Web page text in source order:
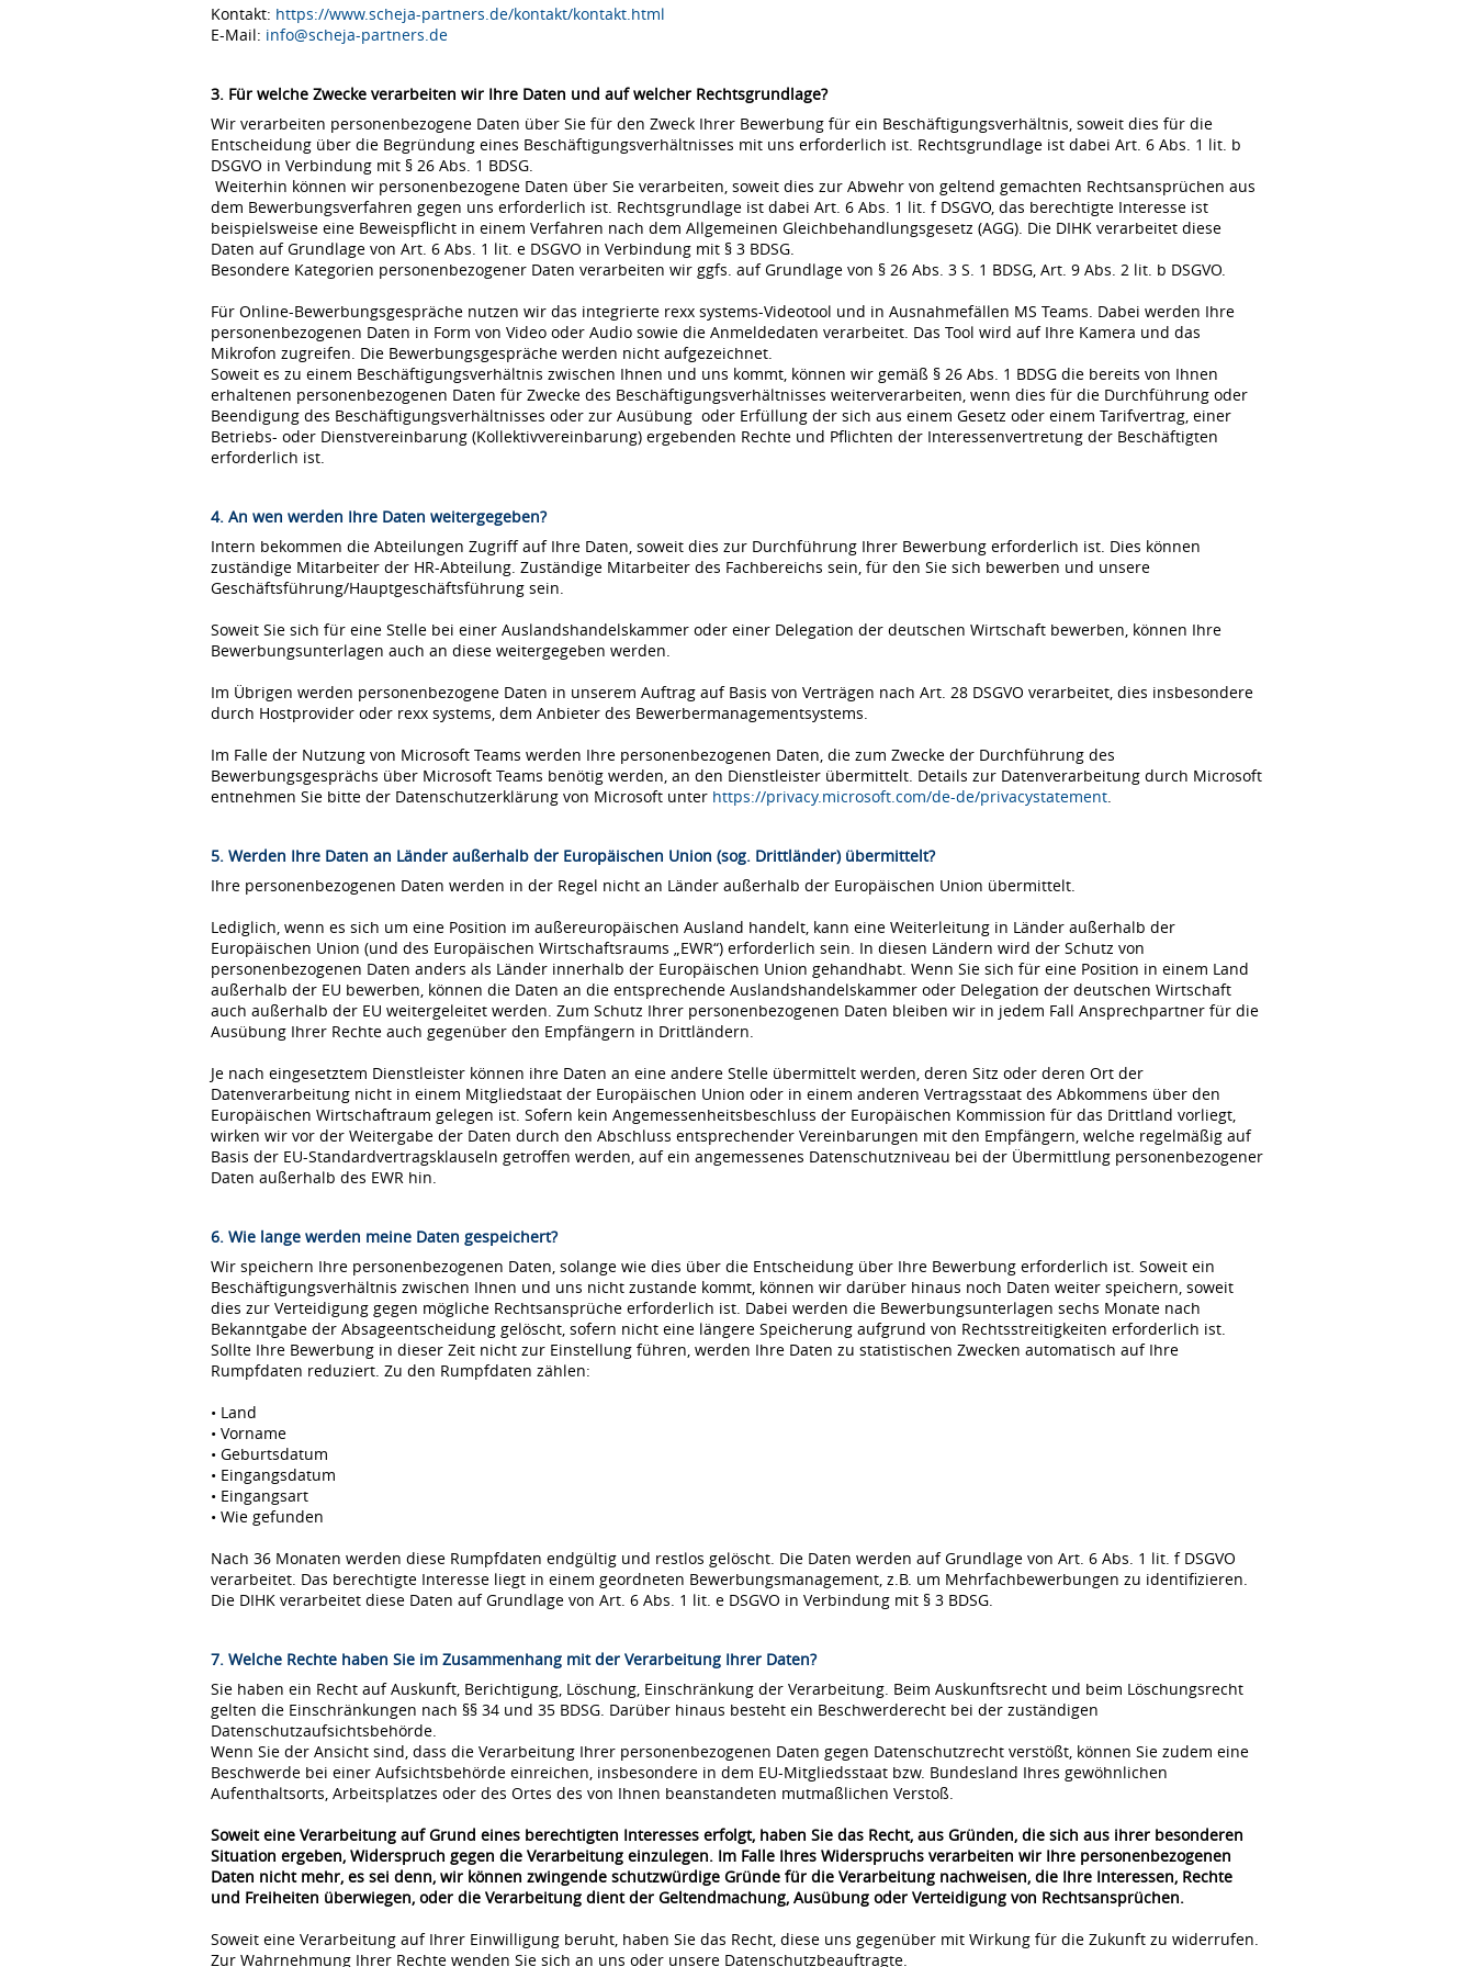
Kontakt: https://www.scheja-partners.de/kontakt/kontakt.html
E-Mail: info@scheja-partners.de
3. Für welche Zwecke verarbeiten wir Ihre Daten und auf welcher Rechtsgrundlage?
Wir verarbeiten personenbezogene Daten über Sie für den Zweck Ihrer Bewerbung für ein Beschäftigungsverhältnis, soweit dies für die
Entscheidung über die Begründung eines Beschäftigungsverhältnisses mit uns erforderlich ist. Rechtsgrundlage ist dabei Art. 6 Abs. 1 lit. b
DSGVO in Verbindung mit § 26 Abs. 1 BDSG.
Weiterhin können wir personenbezogene Daten über Sie verarbeiten, soweit dies zur Abwehr von geltend gemachten Rechtsansprüchen aus
dem Bewerbungsverfahren gegen uns erforderlich ist. Rechtsgrundlage ist dabei Art. 6 Abs. 1 lit. f DSGVO, das berechtigte Interesse ist
beispielsweise eine Beweispflicht in einem Verfahren nach dem Allgemeinen Gleichbehandlungsgesetz (AGG). Die DIHK verarbeitet diese
Daten auf Grundlage von Art. 6 Abs. 1 lit. e DSGVO in Verbindung mit § 3 BDSG.
Besondere Kategorien personenbezogener Daten verarbeiten wir ggfs. auf Grundlage von § 26 Abs. 3 S. 1 BDSG, Art. 9 Abs. 2 lit. b DSGVO.
Für Online-Bewerbungsgespräche nutzen wir das integrierte rexx systems-Videotool und in Ausnahmefällen MS Teams. Dabei werden Ihre
personenbezogenen Daten in Form von Video oder Audio sowie die Anmeldedaten verarbeitet. Das Tool wird auf Ihre Kamera und das
Mikrofon zugreifen. Die Bewerbungsgespräche werden nicht aufgezeichnet.
Soweit es zu einem Beschäftigungsverhältnis zwischen Ihnen und uns kommt, können wir gemäß § 26 Abs. 1 BDSG die bereits von Ihnen
erhaltenen personenbezogenen Daten für Zwecke des Beschäftigungsverhältnisses weiterverarbeiten, wenn dies für die Durchführung oder
Beendigung des Beschäftigungsverhältnisses oder zur Ausübung oder Erfüllung der sich aus einem Gesetz oder einem Tarifvertrag, einer
Betriebs- oder Dienstvereinbarung (Kollektivvereinbarung) ergebenden Rechte und Pflichten der Interessenvertretung der Beschäftigten
erforderlich ist.
4. An wen werden Ihre Daten weitergegeben?
Intern bekommen die Abteilungen Zugriff auf Ihre Daten, soweit dies zur Durchführung Ihrer Bewerbung erforderlich ist. Dies können
zuständige Mitarbeiter der HR-Abteilung. Zuständige Mitarbeiter des Fachbereichs sein, für den Sie sich bewerben und unsere
Geschäftsführung/Hauptgeschäftsführung sein.
Soweit Sie sich für eine Stelle bei einer Auslandshandelskammer oder einer Delegation der deutschen Wirtschaft bewerben, können Ihre
Bewerbungsunterlagen auch an diese weitergegeben werden.
Im Übrigen werden personenbezogene Daten in unserem Auftrag auf Basis von Verträgen nach Art. 28 DSGVO verarbeitet, dies insbesondere
durch Hostprovider oder rexx systems, dem Anbieter des Bewerbermanagementsystems.
Im Falle der Nutzung von Microsoft Teams werden Ihre personenbezogenen Daten, die zum Zwecke der Durchführung des
Bewerbungsgesprächs über Microsoft Teams benötig werden, an den Dienstleister übermittelt. Details zur Datenverarbeitung durch Microsoft
entnehmen Sie bitte der Datenschutzerklärung von Microsoft unter https://privacy.microsoft.com/de-de/privacystatement.
5. Werden Ihre Daten an Länder außerhalb der Europäischen Union (sog. Drittländer) übermittelt?
Ihre personenbezogenen Daten werden in der Regel nicht an Länder außerhalb der Europäischen Union übermittelt.
Lediglich, wenn es sich um eine Position im außereuropäischen Ausland handelt, kann eine Weiterleitung in Länder außerhalb der
Europäischen Union (und des Europäischen Wirtschaftsraums „EWR“) erforderlich sein. In diesen Ländern wird der Schutz von
personenbezogenen Daten anders als Länder innerhalb der Europäischen Union gehandhabt. Wenn Sie sich für eine Position in einem Land
außerhalb der EU bewerben, können die Daten an die entsprechende Auslandshandelskammer oder Delegation der deutschen Wirtschaft
auch außerhalb der EU weitergeleitet werden. Zum Schutz Ihrer personenbezogenen Daten bleiben wir in jedem Fall Ansprechpartner für die
Ausübung Ihrer Rechte auch gegenüber den Empfängern in Drittländern.
Je nach eingesetztem Dienstleister können ihre Daten an eine andere Stelle übermittelt werden, deren Sitz oder deren Ort der
Datenverarbeitung nicht in einem Mitgliedstaat der Europäischen Union oder in einem anderen Vertragsstaat des Abkommens über den
Europäischen Wirtschaftraum gelegen ist. Sofern kein Angemessenheitsbeschluss der Europäischen Kommission für das Drittland vorliegt,
wirken wir vor der Weitergabe der Daten durch den Abschluss entsprechender Vereinbarungen mit den Empfängern, welche regelmäßig auf
Basis der EU-Standardvertragsklauseln getroffen werden, auf ein angemessenes Datenschutzniveau bei der Übermittlung personenbezogener
Daten außerhalb des EWR hin.
6. Wie lange werden meine Daten gespeichert?
Wir speichern Ihre personenbezogenen Daten, solange wie dies über die Entscheidung über Ihre Bewerbung erforderlich ist. Soweit ein
Beschäftigungsverhältnis zwischen Ihnen und uns nicht zustande kommt, können wir darüber hinaus noch Daten weiter speichern, soweit
dies zur Verteidigung gegen mögliche Rechtsansprüche erforderlich ist. Dabei werden die Bewerbungsunterlagen sechs Monate nach
Bekanntgabe der Absageentscheidung gelöscht, sofern nicht eine längere Speicherung aufgrund von Rechtsstreitigkeiten erforderlich ist.
Sollte Ihre Bewerbung in dieser Zeit nicht zur Einstellung führen, werden Ihre Daten zu statistischen Zwecken automatisch auf Ihre
Rumpfdaten reduziert. Zu den Rumpfdaten zählen:
• Land
• Vorname
• Geburtsdatum
• Eingangsdatum
• Eingangsart
• Wie gefunden
Nach 36 Monaten werden diese Rumpfdaten endgültig und restlos gelöscht. Die Daten werden auf Grundlage von Art. 6 Abs. 1 lit. f DSGVO
verarbeitet. Das berechtigte Interesse liegt in einem geordneten Bewerbungsmanagement, z.B. um Mehrfachbewerbungen zu identifizieren.
Die DIHK verarbeitet diese Daten auf Grundlage von Art. 6 Abs. 1 lit. e DSGVO in Verbindung mit § 3 BDSG.
7. Welche Rechte haben Sie im Zusammenhang mit der Verarbeitung Ihrer Daten?
Sie haben ein Recht auf Auskunft, Berichtigung, Löschung, Einschränkung der Verarbeitung. Beim Auskunftsrecht und beim Löschungsrecht
gelten die Einschränkungen nach §§ 34 und 35 BDSG. Darüber hinaus besteht ein Beschwerderecht bei der zuständigen
Datenschutzaufsichtsbehörde.
Wenn Sie der Ansicht sind, dass die Verarbeitung Ihrer personenbezogenen Daten gegen Datenschutzrecht verstößt, können Sie zudem eine
Beschwerde bei einer Aufsichtsbehörde einreichen, insbesondere in dem EU-Mitgliedsstaat bzw. Bundesland Ihres gewöhnlichen
Aufenthaltsorts, Arbeitsplatzes oder des Ortes des von Ihnen beanstandeten mutmaßlichen Verstoß.
Soweit eine Verarbeitung auf Grund eines berechtigten Interesses erfolgt, haben Sie das Recht, aus Gründen, die sich aus ihrer besonderen
Situation ergeben, Widerspruch gegen die Verarbeitung einzulegen. Im Falle Ihres Widerspruchs verarbeiten wir Ihre personenbezogenen
Daten nicht mehr, es sei denn, wir können zwingende schutzwürdige Gründe für die Verarbeitung nachweisen, die Ihre Interessen, Rechte
und Freiheiten überwiegen, oder die Verarbeitung dient der Geltendmachung, Ausübung oder Verteidigung von Rechtsansprüchen.
Soweit eine Verarbeitung auf Ihrer Einwilligung beruht, haben Sie das Recht, diese uns gegenüber mit Wirkung für die Zukunft zu widerrufen.
Zur Wahrnehmung Ihrer Rechte wenden Sie sich an uns oder unsere Datenschutzbeauftragte.